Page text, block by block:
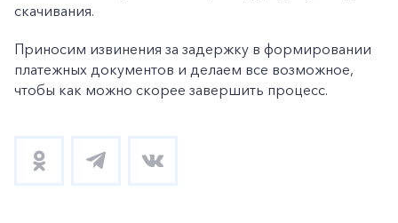
скачивания.
Приносим извинения за задержку в формировании
платежных документов и делаем все возможное,
чтобы как можно скорее завершить процесс.